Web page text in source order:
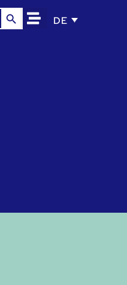
Search Button
DE